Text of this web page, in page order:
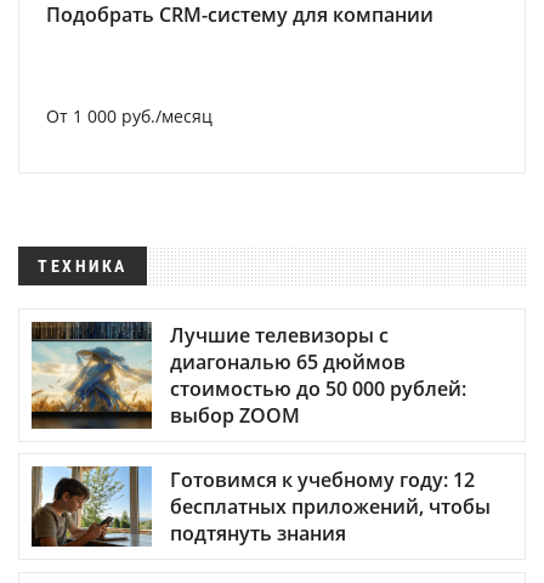
Подобрать CRM-систему для компании
От 1 000 руб./месяц
ТЕХНИКА
Лучшие телевизоры с
диагональю 65 дюймов
стоимостью до 50 000 рублей:
выбор ZOOM
Готовимся к учебному году: 12
бесплатных приложений, чтобы
подтянуть знания